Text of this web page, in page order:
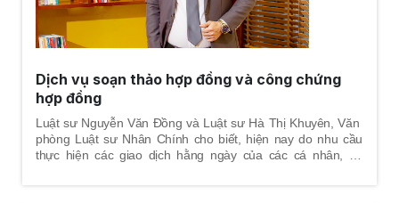
Dịch vụ soạn thảo hợp đồng và công chứng
hợp đồng
Luật sư Nguyễn Văn Đồng và Luật sư Hà Thị Khuyên, Văn
phòng Luật sư Nhân Chính cho biết, hiện nay do nhu cầu
thực hiện các giao dịch hằng ngày của các cá nhân, cơ